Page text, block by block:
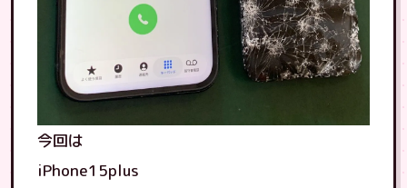
今回は
iPhone15plus